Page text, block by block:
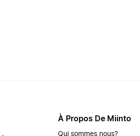
À Propos De Miinto
Qui sommes nous?